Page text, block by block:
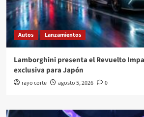
Autos Lanzamientos
Lamborghini presenta el Revuelto
exclusiva para Japón
rayo corte agosto 5, 2026 0